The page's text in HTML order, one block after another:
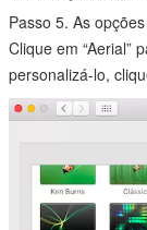
Passo 5. As
Clique em “Aerial”
personalizá-lo,